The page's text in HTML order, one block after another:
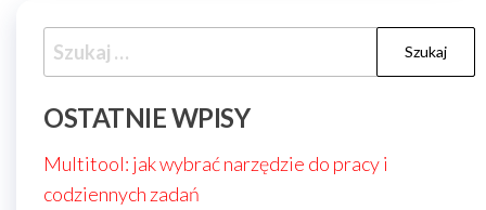
Szukaj:
OSTATNIE WPISY
Multitool: jak wybrać narzędzie do pracy i
codziennych zadań